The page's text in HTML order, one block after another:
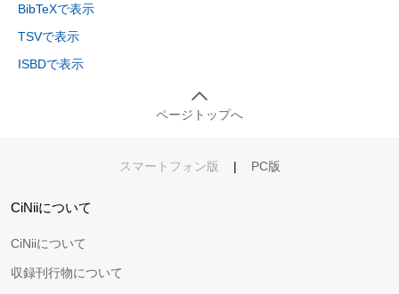
BibTeXで表示
TSVで表示
ISBDで表示
ページトップへ
スマートフォン版 | PC版
CiNiiについて
CiNiiについて
収録刊行物について